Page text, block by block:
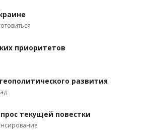
приоритетов
развития
текущей повестки